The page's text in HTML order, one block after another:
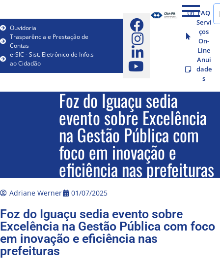
Ouvidoria
Trasparência e Prestação de
Contas
e-SIC - Sist. Eletrônico de Info.s
ao Cidadão
FAQ
Servi
ços
On-
Line
Anui
dade
s
Foz do Iguaçu sedia
evento sobre Excelência
na Gestão Pública com
foco em inovação e
eficiência nas prefeituras
Adriane Werner 01/07/2025
Foz do Iguaçu sedia evento sobre
Excelência na Gestão Pública com foco
em inovação e eficiência nas
prefeituras